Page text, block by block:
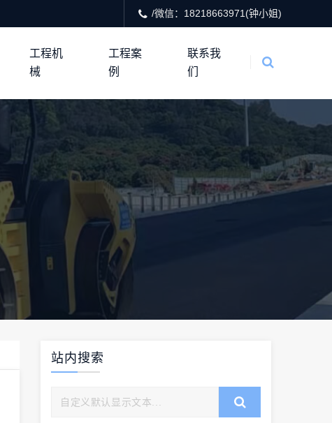
/微信：18218663971(钟小姐)
工程机
械
工程案
例
联系我
们
站内搜索